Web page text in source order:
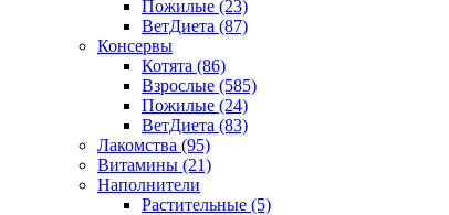
Пожилые (23)
ВетДиета (87)
Консервы
Котята (86)
Взрослые (585)
Пожилые (24)
ВетДиета (83)
Лакомства (95)
Витамины (21)
Наполнители
Растительные (5)